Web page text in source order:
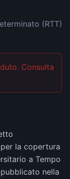
(RTT)
. Consulta
la copertura
a Tempo
nella